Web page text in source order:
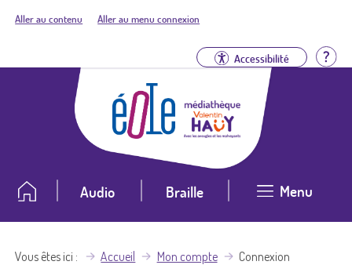
Aller au contenu Aller au menu connexion
Accessibilité
Audio Braille Menu
Vous êtes ici Accueil Mon compte Connexion